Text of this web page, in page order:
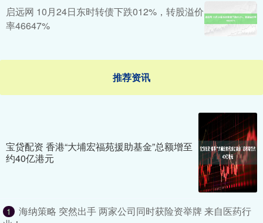
启远网 10月24日东时转债下跌012%，转股溢价
率46647%
推荐资讯
宝贷配资 香港“大埔宏福苑援助基金”总额增至
约40亿港元
1
海纳策略 突然出手 两家公司同时获险资举牌 来自医药行